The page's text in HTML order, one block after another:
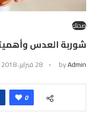
صحتكِ
شوربة العدس
byAdmin 28 فبراير، 2018
0